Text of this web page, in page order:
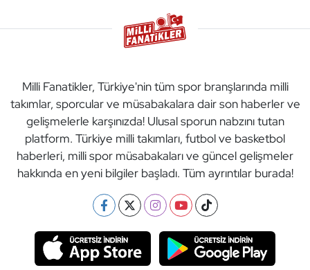
Milli Fanatikler, Türkiye'nin tüm spor branşlarında milli
takımlar, sporcular ve müsabakalara dair son haberler ve
gelişmelerle karşınızda! Ulusal sporun nabzını tutan
platform. Türkiye milli takımları, futbol ve basketbol
haberleri, milli spor müsabakaları ve güncel gelişmeler
hakkında en yeni bilgiler başladı. Tüm ayrıntılar burada!